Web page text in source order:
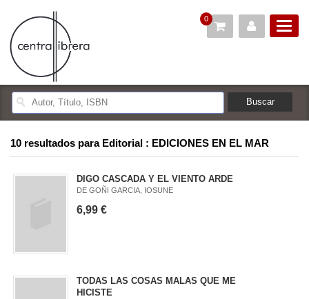
0
10 resultados para Editorial : EDICIONES EN EL MAR
DIGO CASCADA Y EL VIENTO ARDE
DE GOÑI GARCIA, IOSUNE
6,99 €
TODAS LAS COSAS MALAS QUE ME
HICISTE